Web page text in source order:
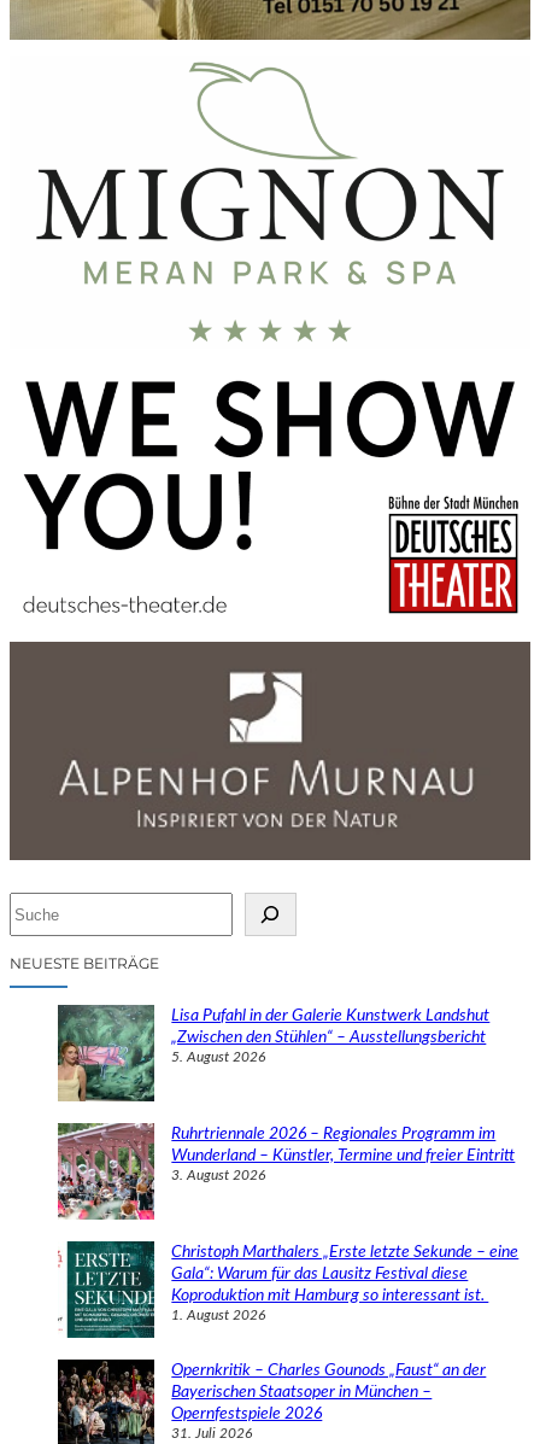
cNEUESTE BEITRÄGE
Lisa Pufahl in der Galerie Kunstwerk Landshut
„Zwischen den Stühlen“ – Ausstellungsbericht
5. August 2026
Ruhrtriennale 2026 – Regionales Programm im
Wunderland – Künstler, Termine und freier Eintritt
3. August 2026
Christoph Marthalers „Erste letzte Sekunde – eine
Gala“: Warum für das Lausitz Festival diese
Koproduktion mit Hamburg so interessant ist.
1. August 2026
Opernkritik – Charles Gounods „Faust“ an der
Bayerischen Staatsoper in München –
Opernfestspiele 2026
31. Juli 2026